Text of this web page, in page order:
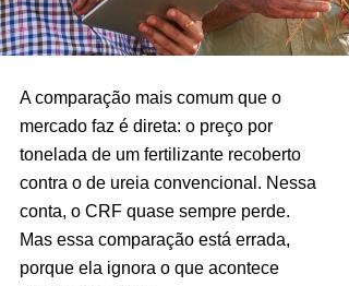
A comparação mais comum que o
mercado faz é direta: o preço por
tonelada de um fertilizante recoberto
contra o de ureia convencional. Nessa
conta, o CRF quase sempre perde.
Mas essa comparação está errada,
porque ela ignora o que acontece